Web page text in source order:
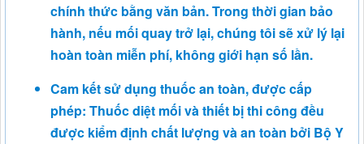
chính thức bằng văn bản. Trong thời gian bảo
hành, nếu mối quay trở lại, chúng tôi sẽ xử lý lại
hoàn toàn miễn phí, không giới hạn số lần.
Cam kết sử dụng thuốc an toàn, được cấp
phép: Thuốc diệt mối và thiết bị thi công đều
được kiểm định chất lượng và an toàn bởi Bộ Y